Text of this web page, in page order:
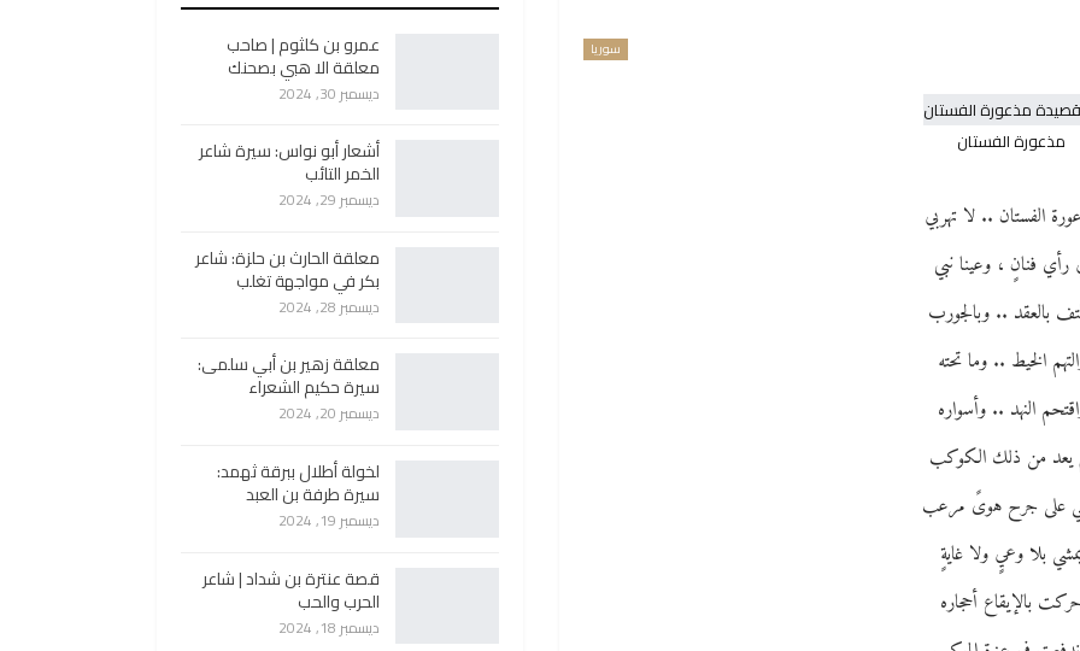
سوريا
مذعورة الفستان
الفستان .. لا تهربي
رأي فنانٍ ، وعينا نبي
بالعقد .. وبالجورب
الخيط .. وما تحته
النهد .. وأسواره
يعد من ذلك الكوكب
على جرح هوىً مرعب
بلا وعيٍ ولا غايةٍ
بالإيقاع أحجاره
عمرو بن كلثوم | صاحب
معلقة الا هبي بصحنك
ديسمبر 30, 2024
أشعار أبو نواس: سيرة شاعر
الخمر التائب
ديسمبر 29, 2024
معلقة الحارث بن حلزة: شاعر
بكر في مواجهة تغلب
ديسمبر 28, 2024
معلقة زهير بن أبي سلمى:
سيرة حكيم الشعراء
ديسمبر 20, 2024
لخولة أطلال ببرقة ثهمد:
سيرة طرفة بن العبد
ديسمبر 19, 2024
قصة عنترة بن شداد | شاعر
الحرب والحب
ديسمبر 18, 2024